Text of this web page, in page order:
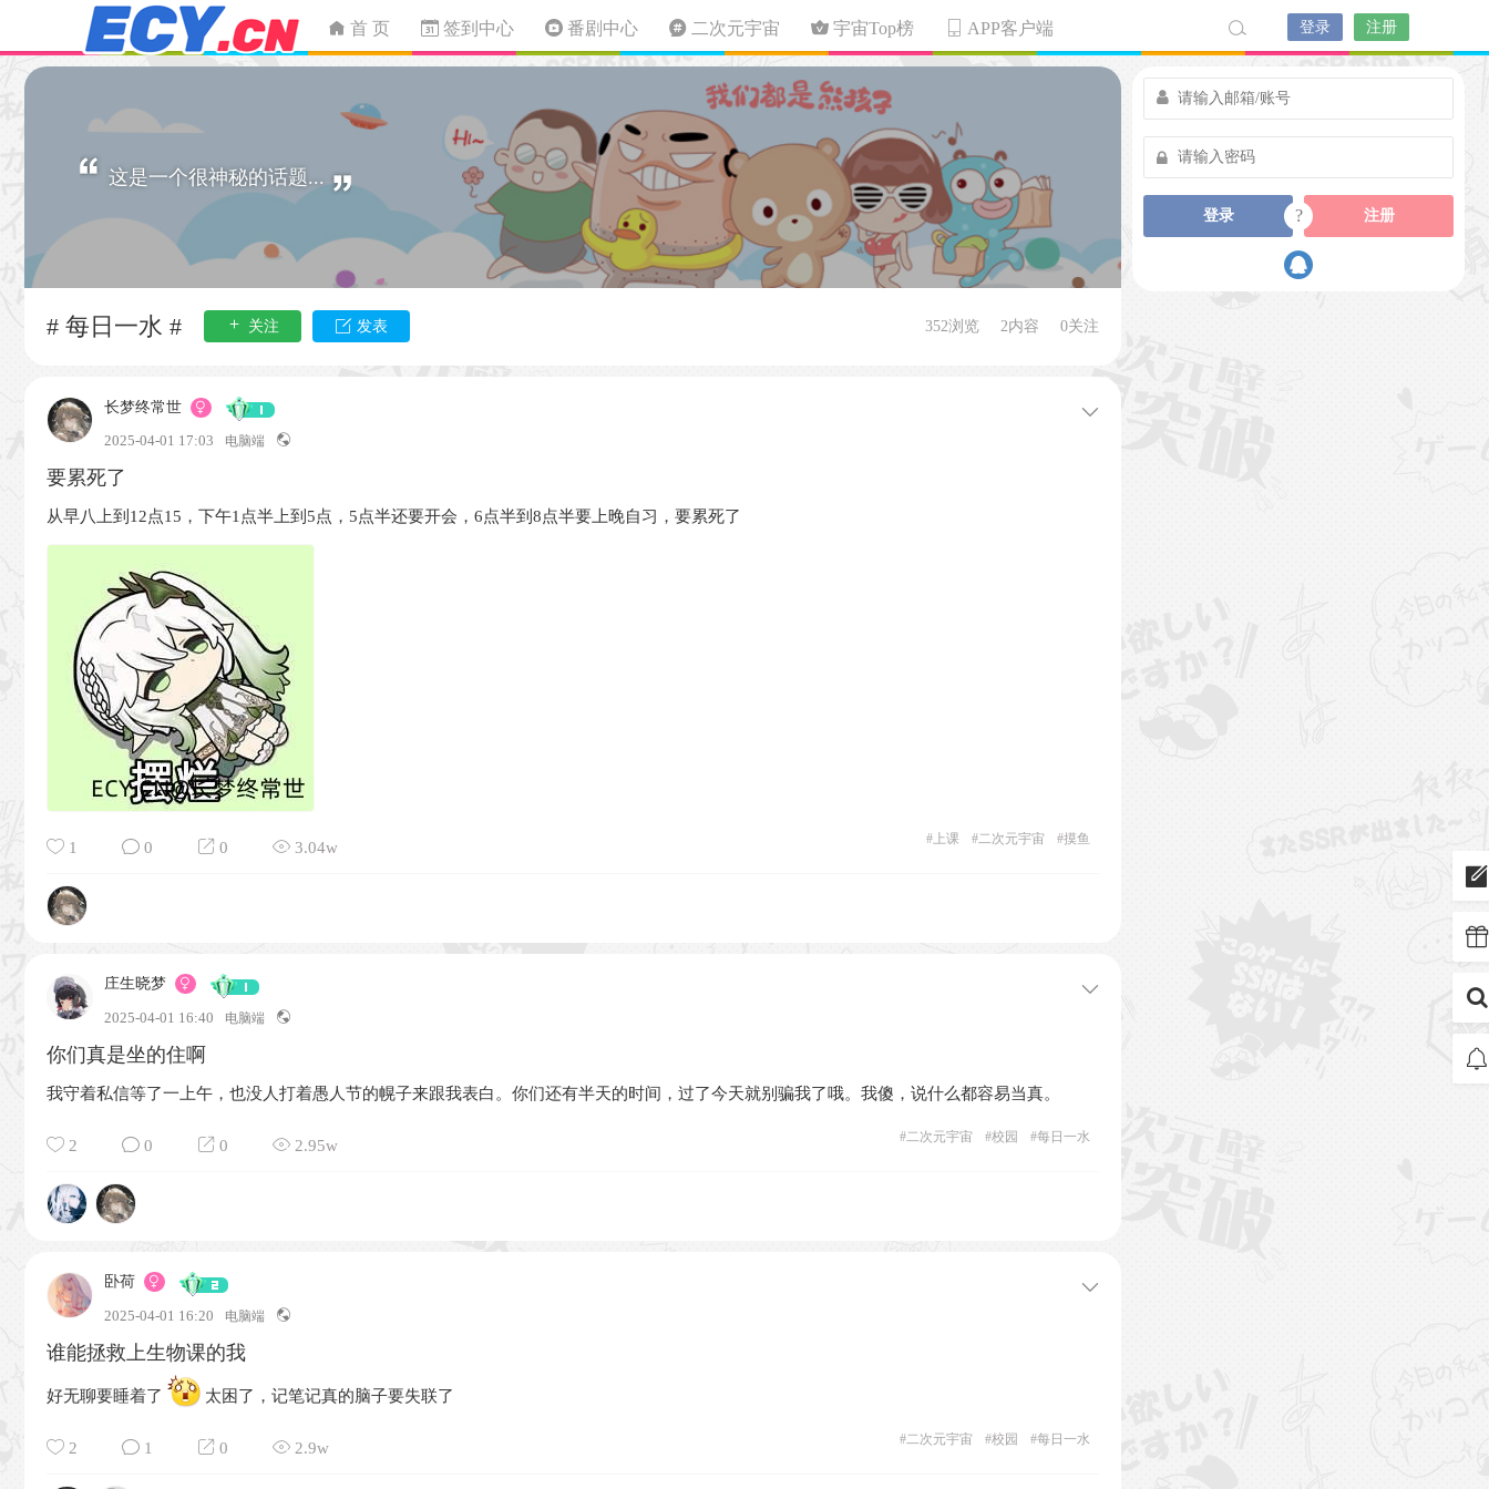
首 页 签到中心 番剧中心 二次元宇宙 宇宙Top榜 APP客户端 登录 注册
登录 ? 注册
这是一个很神秘的话题...
# 每日一水 # 关注 发表 352浏览 2内容 0关注
长梦终常世
2025-04-01 17:03 电脑端
要累死了
从早八上到12点15，下午1点半上到5点，5点半还要开会，6点半到8点半要上晚自习，要累死了
1 0 0 3.04w # 上课 #二次元宇宙 #摸鱼
庄生晓梦
2025-04-01 16:40 电脑端
你们真是坐的住啊
我守着私信等了一上午，也没人打着愚人节的幌子来跟我表白。你们还有半天的时间，过了今天就别骗我了哦。我傻，说什么都容易当真。
2 0 0 2.95w #二次元宇宙 #校园 #每日一水
卧荷
2025-04-01 16:20 电脑端
谁能拯救上生物课的我
好无聊要睡着了 太困了，记笔记真的脑子要失联了
2 1 0 2.9w #二次元宇宙 #校园 #每日一水